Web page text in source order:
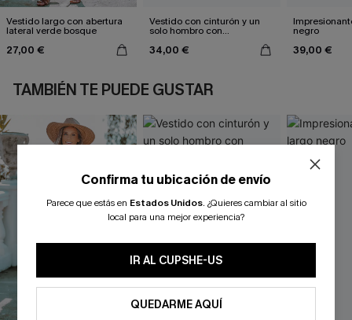
Vestido largo con abertura
lateral verde bosque
27,00 €
Vestido con cinturón y un
solo hombro con
34,00 €
negro
39,00 €
TAMBIÉN TE PUEDE GUSTAR
Confirma tu ubicación de envío
Parece que estás en Estados Unidos. ¿Quieres cambiar al sitio
local para una mejor experiencia?
IR AL CUPSHE-US
QUEDARME AQUÍ